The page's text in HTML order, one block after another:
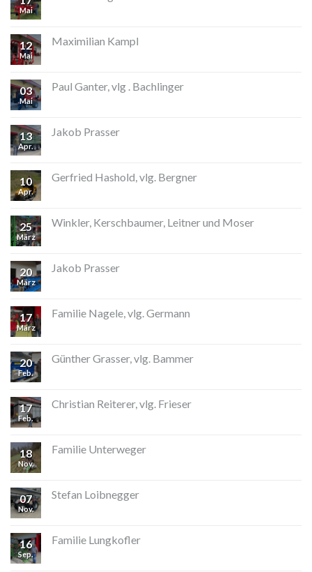
Mai
12
Mai
Maximilian Kampl
03
Mai
Paul Ganter, vlg . Bachlinger
13
Apr.
Jakob Prasser
10
Apr.
Gerfried Hashold, vlg. Bergner
25
März
Winkler, Kerschbaumer, Leitner und Moser
20
März
Jakob Prasser
17
März
Familie Nagele, vlg. Germann
20
Feb.
Günther Grasser, vlg. Bammer
17
Feb.
Christian Reiterer, vlg. Frieser
18
Nov.
Familie Unterweger
07
Nov.
Stefan Loibnegger
16
Sep.
Familie Lungkofler